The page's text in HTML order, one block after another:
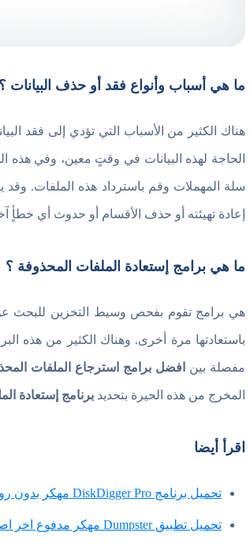
ما هي أسباب وأنواع فقد أو حذف البيانات ؟
هناك الكثير من الأسباب التي تؤدي إلى فقد
الحاجة لهذه البيانات في وقتٍ معين، وفي هذه
سلة المهملات وقم باسترداد هذه الملفات.
إعادة تهيئته أو حذف الأقسام أو حدوث أي خطأٍ
ما هي برامج إستعادة الملفات المحذوفة ؟
هي برامج تقوم بفحص وسيط التخزين للبحث عن
باستعادتها مرة أخرى. وهناك الكثير من هذه
مفصلة بين افضل برامج استرجاع الملفات
المخرج من هذه الحيرة بتحديد برنامج إستعادة
اقرأ أيضا
تحميل برنامج DiskDigger Pro مهكر بدون روت 2026 مجانا
تحميل تطبيق Dumpster مهكر مدفوع اخر اصدار 2024 APK مجانا